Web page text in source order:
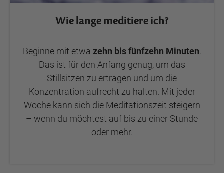
Wie lange meditiere ich?
Beginne mit etwa zehn bis fünfzehn Minuten
Das ist für den Anfang genug, um das
Stillsitzen zu ertragen und um die
Konzentration aufrecht zu halten. Mit jeder
Woche kann sich die Meditationszeit steigern
– wenn du möchtest auf bis zu einer Stunde
oder mehr.